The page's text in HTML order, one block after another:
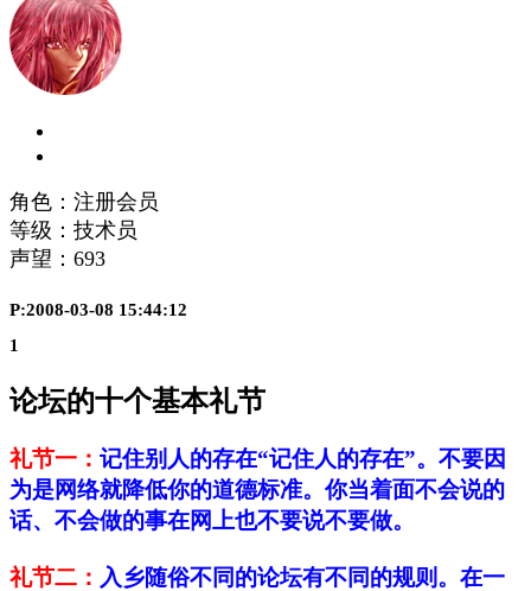
角色：注册会员
等级：技术员
声望： 693
P:2008-03-08 15:44:12
1
论坛的十个基本礼节
礼节一： 记住别人的存在“记住人的存在”。不要因
为是网络就降低你的道德标准。你当着面不会说的
话、不会做的事在网上也不要说不要做。
礼节二： 入乡随俗不同的论坛有不同的规则。在一